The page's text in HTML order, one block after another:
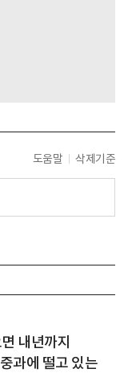
도움말 삭제기준
내년까지
과에 떨고 있는